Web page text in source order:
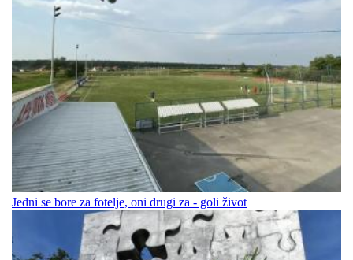
Jedni se bore za fotelje, oni drugi za - goli život